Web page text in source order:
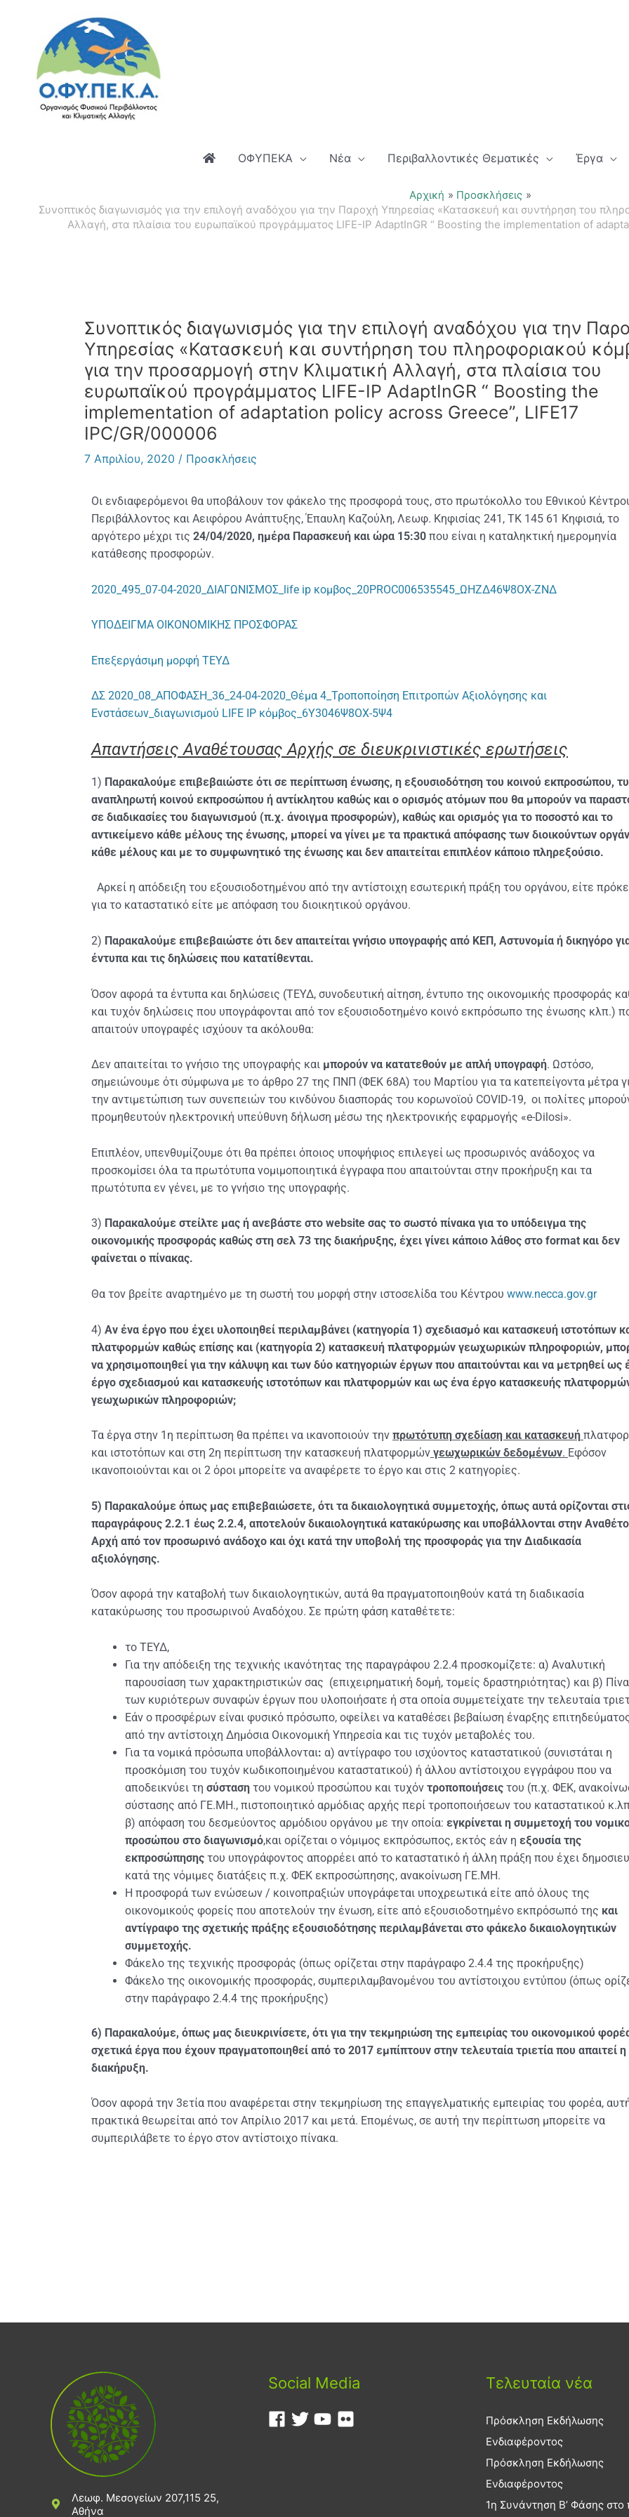
περιεχόμενο
ΟΦΥΠΕΚΑ Νέα Περιβαλλοντικές Θεματικές Έργα
Αρχική
Προσκλήσεις
Συνοπτικός διαγωνισμός για την επιλογή αναδόχου για την Παροχή Υπηρεσίας «Κατασκευή και συντήρηση του
Αλλαγή, στα πλαίσια του ευρωπαϊκού προγράμματος LIFE-IP AdaptInGR “ Boosting the implementation of
Συνοπτικός διαγωνισμός για την επιλογή αναδόχου για την
Υπηρεσίας «Κατασκευή και συντήρηση του πληροφοριακού
για την προσαρμογή στην Κλιματική Αλλαγή, στα πλαίσια του
ευρωπαϊκού προγράμματος LIFE-IP AdaptInGR “ Boosting the
implementation of adaptation policy across Greece”, LIFE17
IPC/GR/000006
7 Απριλίου, 2020 / Προσκλήσεις
Οι ενδιαφερόμενοι θα υποβάλουν τον φάκελο της προσφορά τους, στο πρωτόκολλο του Εθνικού
Περιβάλλοντος και Αειφόρου Ανάπτυξης, Έπαυλη Καζούλη, Λεωφ. Κηφισίας 241, ΤΚ 145 61 Κηφισιά, το
αργότερο μέχρι τις 24/04/2020, ημέρα Παρασκευή και ώρα 15:30 που είναι η καταληκτική ημερομηνία
κατάθεσης προσφορών.
2020_495_07-04-2020_ΔΙΑΓΩΝΙΣΜΟΣ_life ip κομβος_20PROC006535545_ΩΗΖΔ46Ψ8ΟΧ-ΖΝΔ
ΥΠΟΔΕΙΓΜΑ ΟΙΚΟΝΟΜΙΚΗΣ ΠΡΟΣΦΟΡΑΣ
Επεξεργάσιμη μορφή ΤΕΥΔ
ΔΣ 2020_08_ΑΠΟΦΑΣΗ_36_24-04-2020_Θέμα 4_Τροποποίηση Επιτροπών Αξιολόγησης και
Ενστάσεων_διαγωνισμού LIFE IP κόμβος_6Υ3046Ψ8ΟΧ-5Ψ4
Απαντήσεις Aναθέτουσας Αρχής σε διευκρινιστικές ερωτήσεις
1) Παρακαλούμε επιβεβαιώστε ότι σε περίπτωση ένωσης, η εξουσιοδότηση του κοινού εκπροσώπου,
αναπληρωτή κοινού εκπροσώπου ή αντίκλητου καθώς και ο ορισμός ατόμων που θα μπορούν να
σε διαδικασίες του διαγωνισμού (π.χ. άνοιγμα προσφορών), καθώς και ορισμός για το ποσοστό και το
αντικείμενο κάθε μέλους της ένωσης, μπορεί να γίνει με τα πρακτικά απόφασης των διοικούντων
κάθε μέλους και με το συμφωνητικό της ένωσης και δεν απαιτείται επιπλέον κάποιο πληρεξούσιο.
Αρκεί η απόδειξη του εξουσιοδοτημένου από την αντίστοιχη εσωτερική πράξη του οργάνου, είτε
για το καταστατικό είτε με απόφαση του διοικητικού οργάνου.
2) Παρακαλούμε επιβεβαιώστε ότι δεν απαιτείται γνήσιο υπογραφής από ΚΕΠ, Αστυνομία ή δικηγόρο
έντυπα και τις δηλώσεις που κατατίθενται.
Όσον αφορά τα έντυπα και δηλώσεις (ΤΕΥΔ, συνοδευτική αίτηση, έντυπο της οικονομικής προσφοράς
και τυχόν δηλώσεις που υπογράφονται από τον εξουσιοδοτημένο κοινό εκπρόσωπο της ένωσης κλπ.)
απαιτούν υπογραφές ισχύουν τα ακόλουθα:
Δεν απαιτείται το γνήσιο της υπογραφής και μπορούν να κατατεθούν με απλή υπογραφή. Ωστόσο,
σημειώνουμε ότι σύμφωνα με το άρθρο 27 της ΠΝΠ (ΦΕΚ 68Α) του Μαρτίου για τα κατεπείγοντα μέτρα
την αντιμετώπιση των συνεπειών του κινδύνου διασποράς του κορωνοϊού COVID-19, οι πολίτες
προμηθευτούν ηλεκτρονική υπεύθυνη δήλωση μέσω της ηλεκτρονικής εφαρμογής «e-Dilosi».
Επιπλέον, υπενθυμίζουμε ότι θα πρέπει όποιος υποψήφιος επιλεγεί ως προσωρινός ανάδοχος να
προσκομίσει όλα τα πρωτότυπα νομιμοποιητικά έγγραφα που απαιτούνται στην προκήρυξη και τα
πρωτότυπα εν γένει, με το γνήσιο της υπογραφής.
3) Παρακαλούμε στείλτε μας ή ανεβάστε στο website σας το σωστό πίνακα για το υπόδειγμα της
οικονομικής προσφοράς καθώς στη σελ 73 της διακήρυξης, έχει γίνει κάποιο λάθος στο format και δεν
φαίνεται ο πίνακας.
Θα τον βρείτε αναρτημένο με τη σωστή του μορφή στην ιστοσελίδα του Κέντρου www.necca.gov.gr
4) Aν ένα έργο που έχει υλοποιηθεί περιλαμβάνει (κατηγορία 1) σχεδιασμό και κατασκευή ιστοτόπων
πλατφορμών καθώς επίσης και (κατηγορία 2) κατασκευή πλατφορμών γεωχωρικών πληροφοριών,
να χρησιμοποιηθεί για την κάλυψη και των δύο κατηγοριών έργων που απαιτούνται και να μετρηθεί ως
έργο σχεδιασμού και κατασκευής ιστοτόπων και πλατφορμών και ως ένα έργο κατασκευής
γεωχωρικών πληροφοριών;
Τα έργα στην 1η περίπτωση θα πρέπει να ικανοποιούν την πρωτότυπη σχεδίαση και κατασκευή
και ιστοτόπων και στη 2η περίπτωση την κατασκευή πλατφορμών γεωχωρικών δεδομένων. Εφόσον
ικανοποιούνται και οι 2 όροι μπορείτε να αναφέρετε το έργο και στις 2 κατηγορίες.
5) Παρακαλούμε όπως μας επιβεβαιώσετε, ότι τα δικαιολογητικά συμμετοχής, όπως αυτά ορίζονται
παραγράφους 2.2.1 έως 2.2.4, αποτελούν δικαιολογητικά κατακύρωσης και υποβάλλονται στην
Αρχή από τον προσωρινό ανάδοχο και όχι κατά την υποβολή της προσφοράς για την Διαδικασία
αξιολόγησης.
Όσον αφορά την καταβολή των δικαιολογητικών, αυτά θα πραγματοποιηθούν κατά τη διαδικασία
κατακύρωσης του προσωρινού Αναδόχου. Σε πρώτη φάση καταθέτετε:
το ΤΕΥΔ,
Για την απόδειξη της τεχνικής ικανότητας της παραγράφου 2.2.4 προσκομίζετε: α) Αναλυτική
παρουσίαση των χαρακτηριστικών σας (επιχειρηματική δομή, τομείς δραστηριότητας) και β)
των κυριότερων συναφών έργων που υλοποιήσατε ή στα οποία συμμετείχατε την τελευταία
Εάν ο προσφέρων είναι φυσικό πρόσωπο, οφείλει να καταθέσει βεβαίωση έναρξης
από την αντίστοιχη Δημόσια Οικονομική Υπηρεσία και τις τυχόν μεταβολές του.
Για τα νομικά πρόσωπα υποβάλλονται: α) αντίγραφο του ισχύοντος καταστατικού (συνιστάται η
προσκόμιση του τυχόν κωδικοποιημένου καταστατικού) ή άλλου αντίστοιχου εγγράφου που να
αποδεικνύει τη σύσταση του νομικού προσώπου και τυχόν τροποποιήσεις του (π.χ. ΦΕΚ,
σύστασης από ΓΕ.ΜΗ., πιστοποιητικό αρμόδιας αρχής περί τροποποιήσεων του καταστατικού
β) απόφαση του δεσμεύοντος αρμόδιου οργάνου με την οποία: εγκρίνεται η συμμετοχή του
προσώπου στο διαγωνισμό,και ορίζεται ο νόμιμος εκπρόσωπος, εκτός εάν η εξουσία της
εκπροσώπησης του υπογράφοντος απορρέει από το καταστατικό ή άλλη πράξη που έχει
κατά της νόμιμες διατάξεις π.χ. ΦΕΚ εκπροσώπησης, ανακοίνωση ΓΕ.ΜΗ.
Η προσφορά των ενώσεων / κοινοπραξιών υπογράφεται υποχρεωτικά είτε από όλους της
οικονομικούς φορείς που αποτελούν την ένωση, είτε από εξουσιοδοτημένο εκπρόσωπό της και
αντίγραφο της σχετικής πράξης εξουσιοδότησης περιλαμβάνεται στο φάκελο δικαιολογητικών
συμμετοχής.
Φάκελο της τεχνικής προσφοράς (όπως ορίζεται στην παράγραφο 2.4.4 της προκήρυξης)
Φάκελο της οικονομικής προσφοράς, συμπεριλαμβανομένου του αντίστοιχου εντύπου (όπως
στην παράγραφο 2.4.4 της προκήρυξης)
6) Παρακαλούμε, όπως μας διευκρινίσετε, ότι για την τεκμηριώση της εμπειρίας του οικονομικού
σχετικά έργα που έχουν πραγματοποιηθεί από το 2017 εμπίπτουν στην τελευταία τριετία που απαιτεί η
διακήρυξη.
Όσον αφορά την 3ετία που αναφέρεται στην τεκμηρίωση της επαγγελματικής εμπειρίας του φορέα,
πρακτικά θεωρείται από τον Απρίλιο 2017 και μετά. Επομένως, σε αυτή την περίπτωση μπορείτε να
συμπεριλάβετε το έργο στον αντίστοιχο πίνακα.
Λεωφ. Μεσογείων 207,115 25,
Αθήνα
Social Media Τελευταία νέα
Πρόσκληση Εκδήλωσης
Ενδιαφέροντος
Πρόσκληση Εκδήλωσης
Ενδιαφέροντος
1η Συνάντηση Β’ Φάσης στο